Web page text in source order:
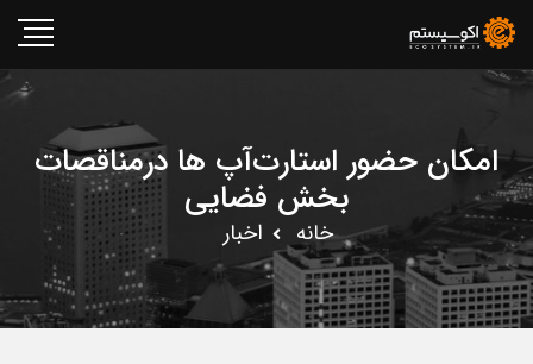
امکان حضور استارت‌آپ ها درمناقصات
بخش فضایی
خانه اخبار